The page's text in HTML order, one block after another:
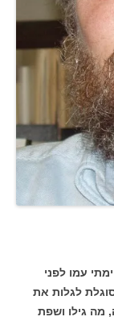
עמו לפני
לגלות את
מה גילו ושפת